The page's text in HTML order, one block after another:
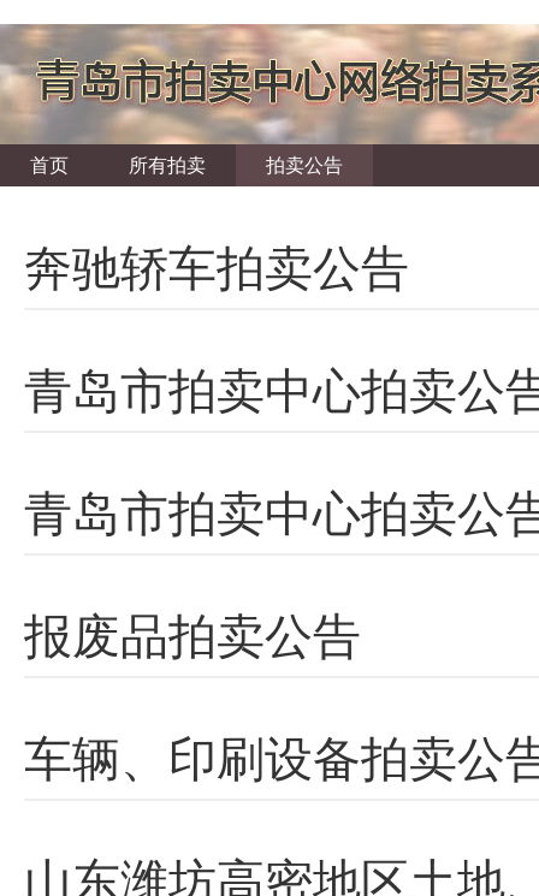
首页 所有拍卖 拍卖公告
奔驰轿车拍卖公告
青岛市拍卖中心拍卖公
青岛市拍卖中心拍卖公
报废品拍卖公告
车辆、印刷设备拍卖公
山东潍坊高密地区土地